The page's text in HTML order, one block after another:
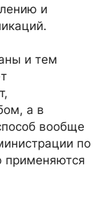
и
и тем
а в
вообще
по
применяются